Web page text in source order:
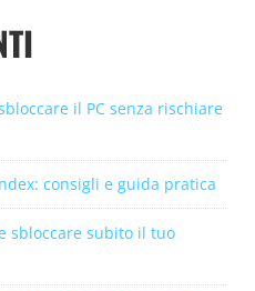
il PC senza rischiare
consigli e guida pratica
sbloccare subito il tuo